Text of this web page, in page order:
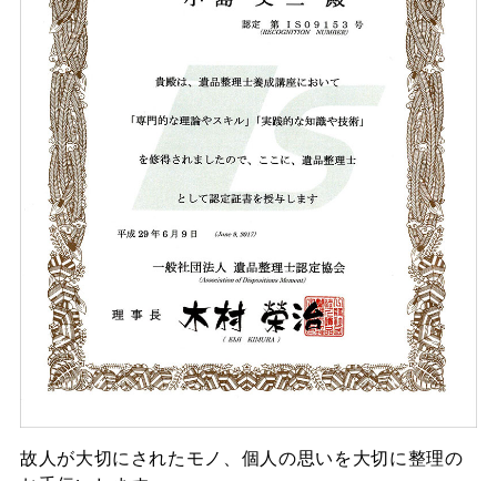
故人が大切にされたモノ、個人の思いを大切に整理の